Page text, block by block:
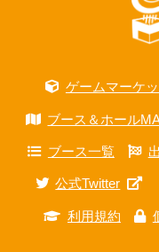
ゲームマーケ
ブース＆ホール
ブース一覧
公式Twitter
利用規約